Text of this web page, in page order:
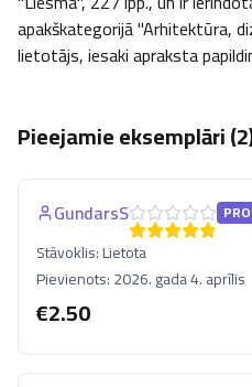
apakškategorijā "Arhitektūra,
lietotājs, iesaki apraksta
Pieejamie eksemplāri (2
GundarsS PRO
Stāvoklis:Lietota
Pievienots:2026. gada 4. aprīlis
€2.50